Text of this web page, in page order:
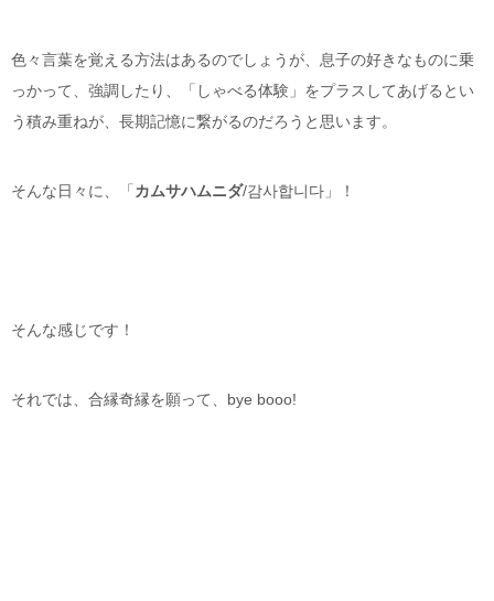
色々言葉を覚える方法はあるのでしょうが、息子の好きなものに乗
っかって、強調したり、「しゃべる体験」をプラスしてあげるとい
う積み重ねが、長期記憶に繋がるのだろうと思います。
そんな日々に、「 カムサハムニダ/감사합니다 」！
そんな感じです！
それでは、合縁奇縁を願って、bye booo!